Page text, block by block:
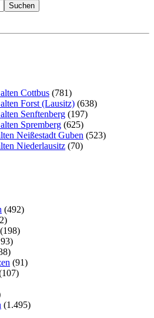
Suchen
Cottbus (781)
Forst (Lausitz) (638)
Senftenberg (197)
Spremberg (625)
Neißestadt Guben (523)
Niederlausitz (70)
(492)
(198)
(91)
(1.495)